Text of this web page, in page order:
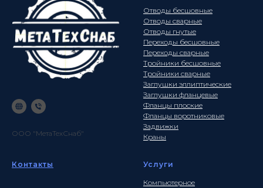
ООО "МетаТехСнаб"
Отводы бесшовные
Отводы сварные
Отводы гнутые
Переходы бесшовные
Переходы сварные
Тройники бесшовные
Тройники сварные
Заглушки эллиптические
Заглушки фланцевые
Фланцы плоские
Фланцы воротниковые
Задвижки
Краны
Контакты Услуги
Компьютерное